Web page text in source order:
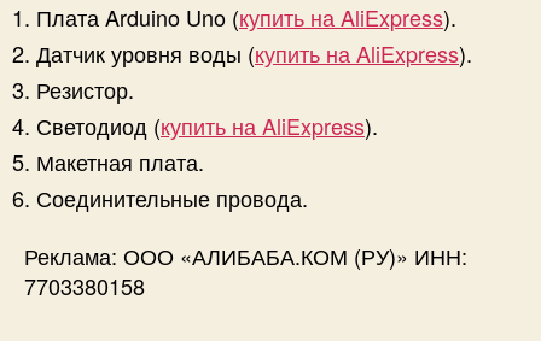
o
Плата Arduino Uno (купить на AliExpress).
Датчик уровня воды (купить на AliExpress).
Резистор.
Светодиод (купить на AliExpress).
Макетная плата.
Соединительные провода.
Реклама: ООО «АЛИБАБА.КОМ (РУ)» ИНН:
7703380158